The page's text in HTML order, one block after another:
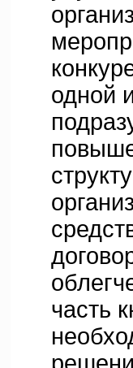
одной
часть